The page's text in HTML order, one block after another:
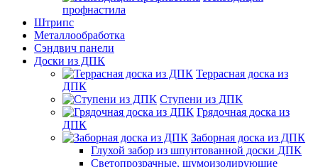
профнастила
Штрипс
Металлообработка
Сэндвич панели
Доски из ДПК
Террасная доска из
ДПК
Ступени из ДПК
Грядочная доска из
ДПК
Заборная доска из ДПК
Глухой забор из шпунтованной доски ДПК
Светопрозрачные, шумоизолирующие